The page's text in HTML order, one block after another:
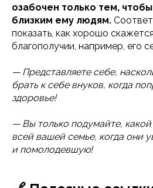
озабочен только тем,
близким ему людям.
показать, как хорошо
благополучии, например, его
— Представляете себе,
брать к себе внуков, когда
здоровье!
— Вы только подумайте,
всей вашей семье, когда они
и помолодевшую!